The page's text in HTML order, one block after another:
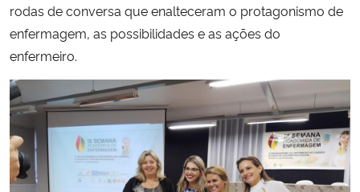
rodas de conversa que enalteceram o protagonismo de
enfermagem, as possibilidades e as ações do
enfermeiro.